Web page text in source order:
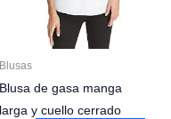
Blusas
Blusa de gasa manga
larga y cuello cerrado